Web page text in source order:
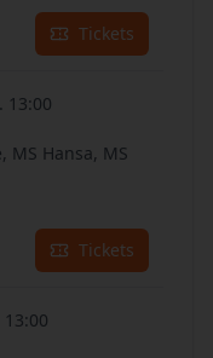
Tickets
13:00
MS Hansa, MS
Tickets
13:00